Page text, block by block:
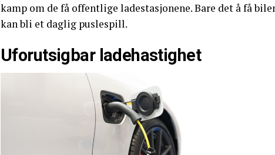
kamp om de få offentlige ladestasjonene. Bare det å få
kan bli et daglig puslespill.
Uforutsigbar ladehastighet